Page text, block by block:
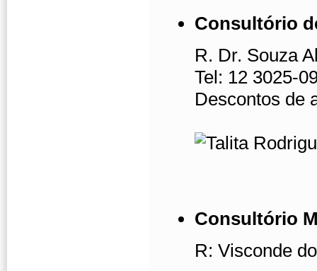
Consultório
R. Dr. Souza
Tel: 12 3025-
Descontos de
Consultório
R: Visconde